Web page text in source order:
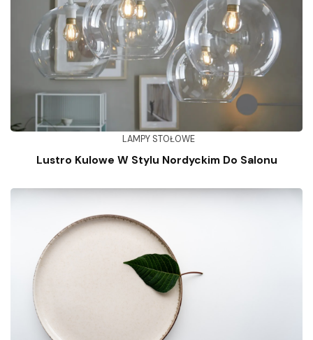
LAMPY STOŁOWE
Lustro Kulowe W Stylu Nordyckim Do Salonu